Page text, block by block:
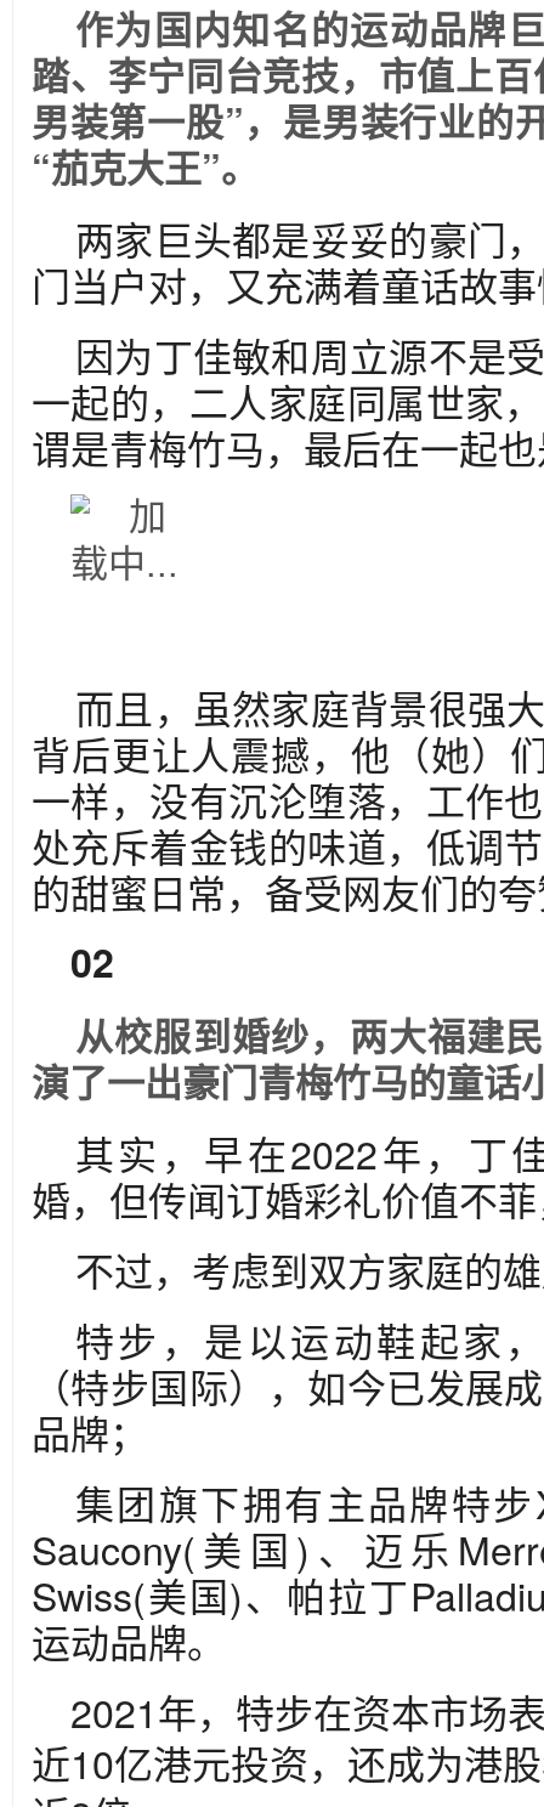
作为国内知名的运动品牌
踏、李宁同台竞技，市值上
男装第一股”，是男装行业的
“茄克大王”。
两家巨头都是妥妥的豪门
门当户对，又充满着童话故
因为丁佳敏和周立源不是
一起的，二人家庭同属世家
谓是青梅竹马，最后在一起
而且，虽然家庭背景很强
背后更让人震撼，他（她）
一样，没有沉沦堕落，工作
处充斥着金钱的味道，低调
的甜蜜日常，备受网友们的
02
从校服到婚纱，两大福建
演了一出豪门青梅竹马的童话
其实，早在2022年，丁
婚，但传闻订婚彩礼价值不
不过，考虑到双方家庭的
特步，是以运动鞋起家
（特步国际），如今已发展
品牌；
集团旗下拥有主品牌特
Saucony(美国)、迈乐
Swiss(美国)、帕拉丁
运动品牌。
2021年，特步在资本市场
近10亿港元投资，还成为港